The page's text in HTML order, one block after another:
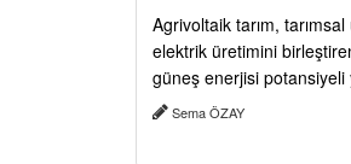
Agrivoltaik tarım,
elektrik üretimini
güneş enerjisi potansiyeli
Sema ÖZAY